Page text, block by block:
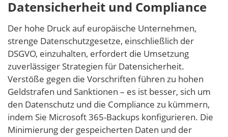
Datensicherheit und Compliance
Der hohe Druck auf europäische Unternehmen,
strenge Datenschutzgesetze, einschließlich der
DSGVO, einzuhalten, erfordert die Umsetzung
zuverlässiger Strategien für Datensicherheit.
Verstöße gegen die Vorschriften führen zu hohen
Geldstrafen und Sanktionen – es ist besser, sich um
den Datenschutz und die Compliance zu kümmern,
indem Sie Microsoft 365-Backups konfigurieren. Die
Minimierung der gespeicherten Daten und der